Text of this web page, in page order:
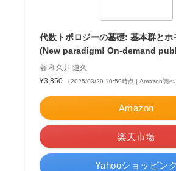
代数トポロジーの基礎: 基本群とホ
(New paradigm! On-demand
著:和久井 道久
¥3,850
（2025/03/29 10:50時点 | Amazon調べ
Amazon
楽天市場
Yahooショッピン